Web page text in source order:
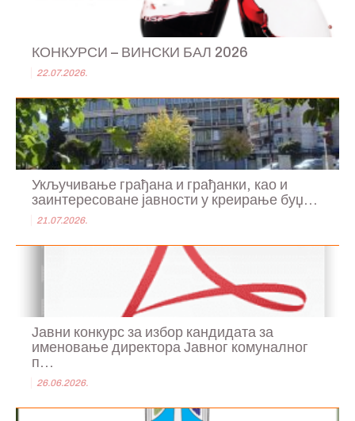
КОНКУРСИ – ВИНСКИ БАЛ 2026
22.07.2026.
Укључивање грађана и грађанки, као и
заинтересоване јавности у креирање буџ...
21.07.2026.
Јавни конкурс за избор кандидата за
именовање директора Јавног комуналног
п...
26.06.2026.